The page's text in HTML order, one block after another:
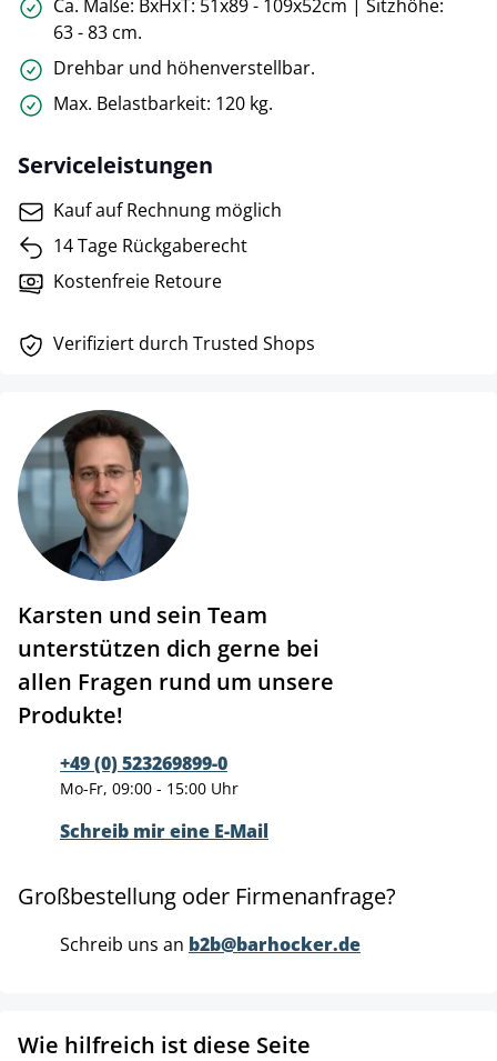
Ca. Maße: BxHxT: 51x89 - 109x52cm | Sitzhöhe:
63 - 83 cm.
Drehbar und höhenverstellbar.
Max. Belastbarkeit: 120 kg.
Serviceleistungen
Kauf auf Rechnung möglich
14 Tage Rückgaberecht
Kostenfreie Retoure
Verifiziert durch Trusted Shops
Karsten und sein Team
unterstützen dich gerne bei
allen Fragen rund um unsere
Produkte!
+49 (0) 523269899-0
Mo-Fr, 09:00 - 15:00 Uhr
Schreib mir eine E-Mail
Großbestellung oder Firmenanfrage?
Schreib uns an b2b@barhocker.de
Wie hilfreich ist diese Seite